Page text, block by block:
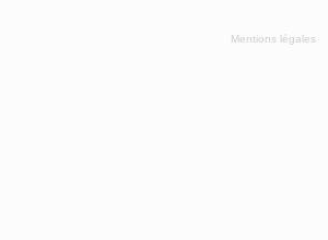
Mentions légales